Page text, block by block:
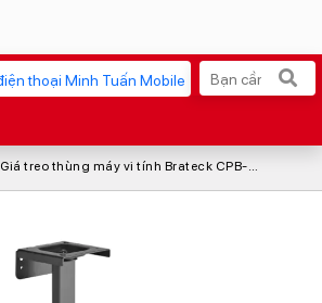
Giá treo thùng máy vi tính Brateck CPB-25